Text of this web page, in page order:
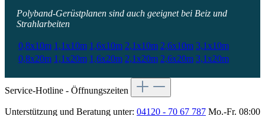
Polyband-Gerüstplanen sind auch geeignet bei Beiz und
Strahlarbeiten
0,8x10m 1,1x10m 1,6x10m 2,1x10m 2,6x10m 3,1x10m
0,8x20m 1,1x20m 1,6x20m 2,1x20m 2,6x20m 3,1x20m
Service-Hotline - Öffnungszeiten
Unterstützung und Beratung unter: 04120 - 70 67 787 Mo.-Fr. 08:00